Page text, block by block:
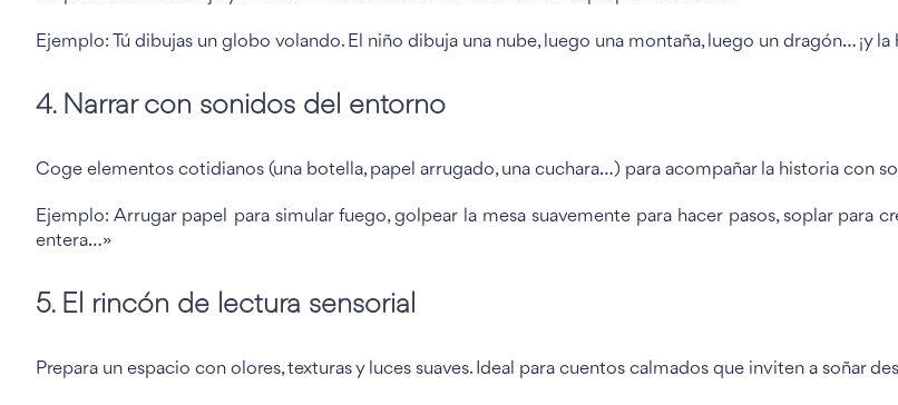
Ejemplo: Tú dibujas un globo volando. El niño dibuja una nube, luego una montaña, luego un dragón… ¡y
4. Narrar con sonidos del entorno
Coge elementos cotidianos (una botella, papel arrugado, una cuchara…) para acompañar la historia con
Ejemplo: Arrugar papel para simular fuego, golpear la mesa suavemente para hacer pasos, soplar para
entera…»
5. El rincón de lectura sensorial
Prepara un espacio con olores, texturas y luces suaves. Ideal para cuentos calmados que inviten a soñar